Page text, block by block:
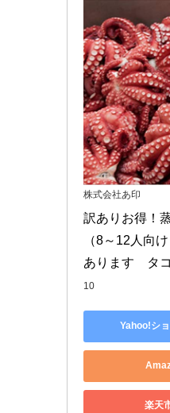
株式会社あ印
訳ありお得！
（8～12人向
あります　タ
10
Yahoo!シ
楽天